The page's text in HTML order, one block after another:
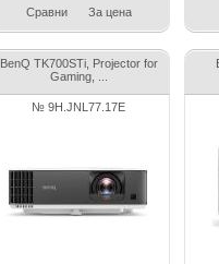
Сравни За цена
BenQ TK700STi, Projector for
Gaming, ...
№ 9H.JNL77.17E